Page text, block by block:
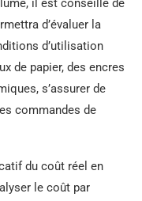
il est conseillé de
d’évaluer la
d’utilisation
de papier, des encres
s’assurer de
commandes de
du coût réel en
le coût par